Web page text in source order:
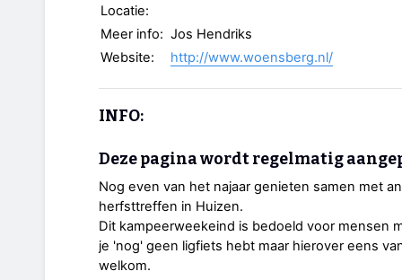
Locatie:
Meer info: Jos Hendriks
Website:
http://www.woensberg.nl/
INFO:
Deze pagina wordt regelmatig
Nog even van het najaar genieten samen met
herfsttreffen in Huizen.
Dit kampeerweekeind is bedoeld voor mensen
je 'nog' geen ligfiets hebt maar hierover eens
welkom.